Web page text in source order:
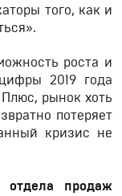
того, как и
роста и
2019 года
рынок хоть
потеряет
кризис не
отдела продаж